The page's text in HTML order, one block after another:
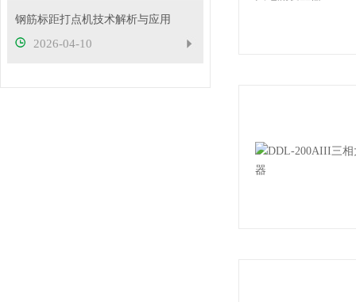
钢筋标距打点机技术解析与应用
2026-04-10